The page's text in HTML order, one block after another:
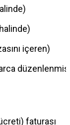
içeren)
düzenlenmiş
faturası